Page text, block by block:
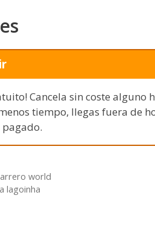
Cancela sin coste alguno
tiempo, llegas fuera de
world
lagoinha